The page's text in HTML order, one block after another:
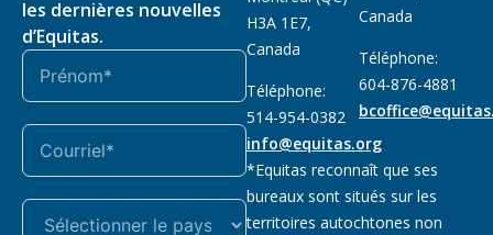
les dernières nouvelles
d’Equitas.
H3A 1E7,
Canada
Téléphone:
514-954-0382
info@equitas.org
Canada
Téléphone:
604-876-4881
*Equitas reconnaît que ses
bureaux sont situés sur les
territoires autochtones non